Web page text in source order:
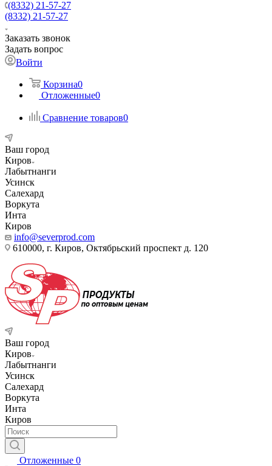
(8332) 21-57-27
(8332) 21-57-27
Заказать звонок
Задать вопрос
Войти
Корзина0
Отложенные0
Сравнение товаров0
Ваш город
Киров
Лабытнанги
Усинск
Салехард
Воркута
Инта
Киров
info@severprod.com
610000, г. Киров, Октябрьский проспект д. 120
Ваш город
Киров
Лабытнанги
Усинск
Салехард
Воркута
Инта
Киров
Отложенные 0